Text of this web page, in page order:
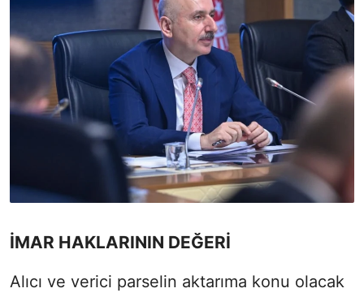
İMAR HAKLARININ DEĞERİ
Alıcı ve verici parselin aktarıma konu olacak